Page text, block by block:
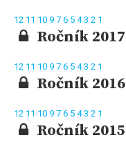
12 11 10 9 7 6 5 43 2 1
Ročník 2017
12 11 10 9 7 6 5 43 2 1
Ročník 2016
12 11 10 9 7 6 5 43 2 1
Ročník 2015